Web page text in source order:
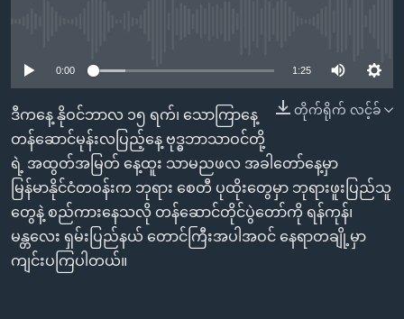
စာမျက်နှာ
သို့
ကျော်
ကြည့်
ရန်
ရှာဖွေ
ရန်
ဗွီအိုအေ လူမှုကွန်ယက်များ
ဘာသာစကားများ
0:00 1:25
တိုက်ရိုက် လင့်ခ်
ဒီကနေ့ နိုဝင်ဘာလ ၁၅ ရက်၊ သောကြာနေ့
တန်ဆောင်မုန်းလပြည့်နေ့ ဗုဒ္ဓဘာသာဝင်တို့
ရဲ့ အထွတ်အမြတ် နေ့ထူး သာမညဖလ အခါတော်နေ့မှာ
မြန်မာနိုင်ငံတဝန်းက ဘုရား စေတီ ပုထိုးတွေမှာ ဘုရားဖူးပြည်သူ
တွေနဲ့ စည်ကားနေသလို တန်ဆောင်တိုင်ပွဲတော်ကို ရန်ကုန်၊
မန္တလေး ရှမ်းပြည်နယ် တောင်ကြီးအပါအဝင် နေရာတချို့မှာ
ကျင်းပကြပါတယ်။